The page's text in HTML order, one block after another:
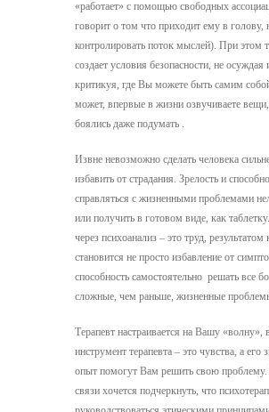
«работает» с помощью свободных
говорит о том что приходит ему в голову,
контролировать поток мыслей). При этом
создает условия безопасности, не осуждая
критикуя, где Вы можете быть самим
может, впервые в жизни озвучиваете
боялись даже подумать .
Извне невозможно сделать человека
избавить от страдания. Зрелость и
справляться с жизненными проблемами
или получить в готовом виде, как
через психоанализ – это труд, результатом
становится не просто избавление от
способность самостоятельно решать все
сложные, чем раньше, жизненные
Терапевт настраивается на Вашу «волну»,
инструмент терапевта – это чувства, а его
опыт помогут Вам решить свою проблему.
связи хочется подчеркнуть, что